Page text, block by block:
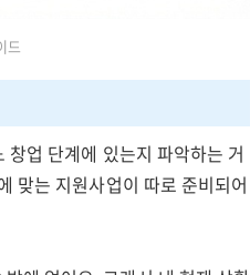
드
업 단계에 있는지 파악하는 거
맞는 지원사업이 따로 준비되어